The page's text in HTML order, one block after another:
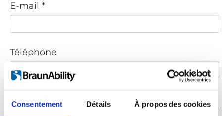
Consentement Détails À propos des cookies
E-mail *
Téléphone